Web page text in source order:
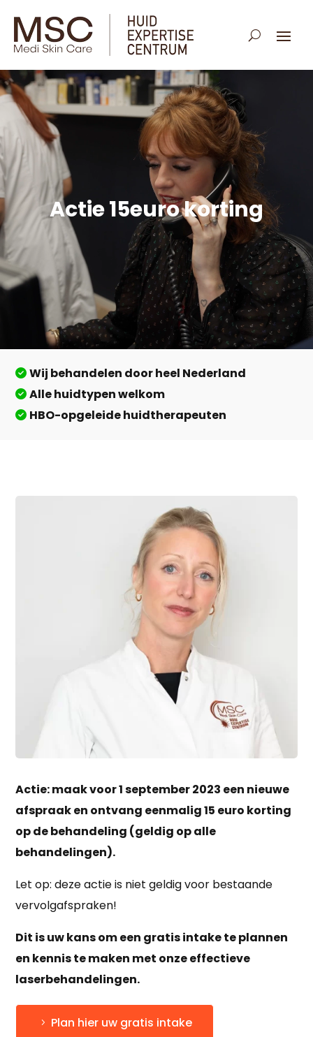
Actie 15euro korting
Wij behandelen door heel Nederland
Alle huidtypen welkom
HBO-opgeleide huidtherapeuten
Actie: maak voor 1 september 2023 een nieuwe
afspraak en ontvang eenmalig 15 euro korting
op de behandeling (geldig op alle
behandelingen).
Let op: deze actie is niet geldig voor bestaande
vervolgafspraken!
Dit is uw kans om een gratis intake te plannen
en kennis te maken met onze effectieve
laserbehandelingen.
Plan hier uw gratis intake